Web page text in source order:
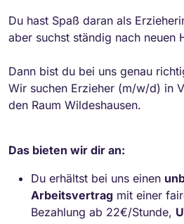
Du hast Spaß daran als
aber suchst ständig nach neuen
Dann bist du bei uns genau
Wir suchen Erzieher (m/w/d) in
den Raum Wildeshausen.
Das bieten wir dir an:
Du erhältst bei uns einen
Arbeitsvertrag mit einer
Bezahlung ab 22€/Stunde,